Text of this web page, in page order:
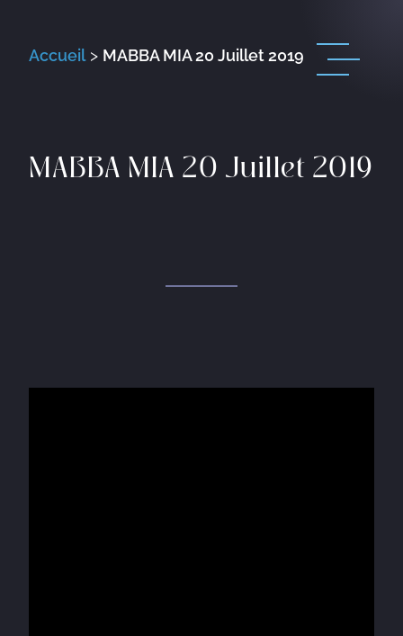
Accueil> MABBA MIA 20 Juillet 2019
MABBA MIA 20 Juillet 2019